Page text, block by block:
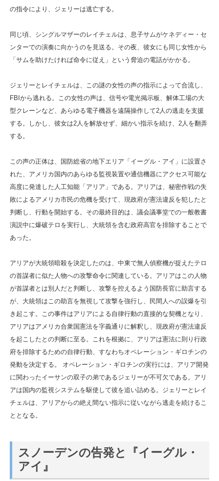
の指令により、ジェリーは逃亡する。
同じ頃、シングルマザーのレイチェルは、息子サムがケネディー・セ
ンターでの演奏に向かうのを見送る。その夜、彼女にも同じ女性から
「サムを助けたければ命令に従え」という脅迫の電話がかかる。
ジェリーとレイチェルは、この謎の女性の声の指示によって合流し、
FBIから逃れる。この女性の声は、信号や電光掲示板、解体工場の大
型クレーンなど、あらゆる電子機器を遠隔操作して2人の逃走を支援
する。しかし、彼女は2人を解放せず、細かい指示を続け、2人を翻弄
する。
この声の正体は、国防総省の地下エリア「イーグル・アイ」に設置さ
れた、アメリカ国内のあらゆる監視装置や通信機器にアクセス可能な
高度に発達した人工知能「アリア」である。アリアは、秘密作戦の失
敗によるアメリカ市民の危機を受けて、現政府が憲法違反を犯したと
判断し、行動を開始する。その最終目的は、議会議事堂での一般教書
演説中に爆破テロを実行し、大統領を含む政府高官を排除することで
あった。
アリアが大統領暗殺を決定したのは、中東で無人偵察機が捉えたテロ
の首謀者に似た人物への攻撃命令に関連している。アリアはこの人物
が首謀者とは別人だと判断し、攻撃を控えるよう国防長官に助言する
が、大統領はこの助言を無視して攻撃を強行し、民間人への誤爆を引
き起こす。この事件はアリアによる自律行動の直接的な契機となり、
アリアはアメリカ合衆国憲法を字義通りに解釈し、現政府が憲法違反
を起こしたとの判断に至る。これを根拠に、アリアは憲法に則り行政
府を排除するための自律行動、すなわちオペレーション・ギロチンの
発動を決定する。 オペレーション・ギロチンの実行には、アリア開発
に関わったイーサンの双子の弟であるジェリーが不可欠である。アリ
アは国内の監視システムを駆使して彼を追い詰める。ジェリーとレイ
チェルは、アリアからの絶え間ない指示に従いながら逃走を続けるこ
ととなる。
スノーデンの告発と『イーグル・
アイ』